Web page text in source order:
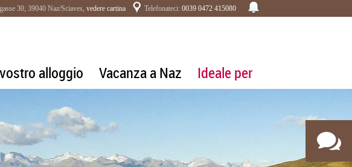
30, 39040 Naz/Sciaves, vedere cartina Telefonateci: 0039 0472 415080
vostro alloggio Vacanza a Naz Ideale per